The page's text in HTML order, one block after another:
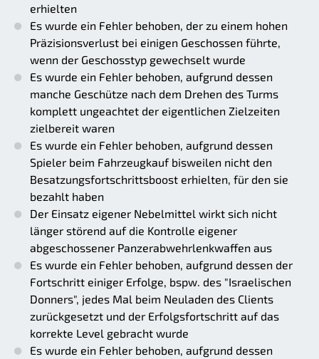
erhielten
Es wurde ein Fehler behoben, der zu einem hohen
Präzisionsverlust bei einigen Geschossen führte,
wenn der Geschosstyp gewechselt wurde
Es wurde ein Fehler behoben, aufgrund dessen
manche Geschütze nach dem Drehen des Turms
komplett ungeachtet der eigentlichen Zielzeiten
zielbereit waren
Es wurde ein Fehler behoben, aufgrund dessen
Spieler beim Fahrzeugkauf bisweilen nicht den
Besatzungsfortschrittsboost erhielten, für den sie
bezahlt haben
Der Einsatz eigener Nebelmittel wirkt sich nicht
länger störend auf die Kontrolle eigener
abgeschossener Panzerabwehrlenkwaffen aus
Es wurde ein Fehler behoben, aufgrund dessen der
Fortschritt einiger Erfolge, bspw. des "Israelischen
Donners", jedes Mal beim Neuladen des Clients
zurückgesetzt und der Erfolgsfortschritt auf das
korrekte Level gebracht wurde
Es wurde ein Fehler behoben, aufgrund dessen